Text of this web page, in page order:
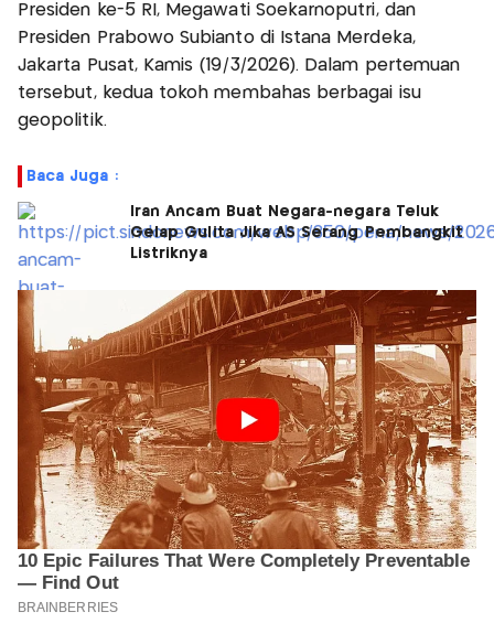
Presiden ke-5 RI, Megawati Soekarnoputri, dan
Presiden Prabowo Subianto di Istana Merdeka,
Jakarta Pusat, Kamis (19/3/2026). Dalam pertemuan
tersebut, kedua tokoh membahas berbagai isu
geopolitik.
Baca Juga :
Iran Ancam Buat Negara-negara Teluk
Gelap Gulita Jika AS Serang Pembangkit
Listriknya